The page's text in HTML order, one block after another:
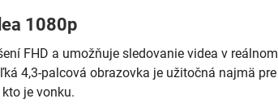
1080p
FHD a umožňuje sledovanie videa v reálnom
4,3-palcová obrazovka je užitočná najmä pre
je vonku.